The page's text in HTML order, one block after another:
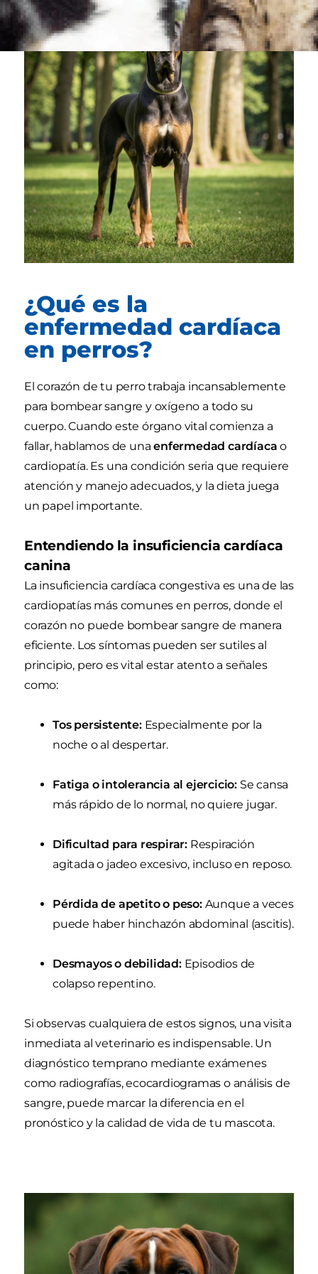
¿Qué es la
enfermedad cardíaca
en perros?
El corazón de tu perro trabaja incansablemente
para bombear sangre y oxígeno a todo su
cuerpo. Cuando este órgano vital comienza a
fallar, hablamos de unaenfermedad cardíaca o
cardiopatía. Es una condición seria que requiere
atención y manejo adecuados, y la dieta juega
un papel importante.
Entendiendo la insuficiencia cardíaca
canina
La insuficiencia cardíaca congestiva es una de las
cardiopatías más comunes en perros, donde el
corazón no puede bombear sangre de manera
eficiente. Los síntomas pueden ser sutiles al
principio, pero es vital estar atento a señales
como:
Tos persistente:Especialmente por la
noche o al despertar.
Fatiga o intolerancia al ejercicio: Se cansa
más rápido de lo normal, no quiere jugar.
Dificultad para respirar: Respiración
agitada o jadeo excesivo, incluso en reposo.
Pérdida de apetito o peso:Aunque a veces
puede haber hinchazón abdominal (ascitis).
Desmayos o debilidad:Episodios de
colapso repentino.
Si observas cualquiera de estos signos, una visita
inmediata al veterinario es indispensable. Un
diagnóstico temprano mediante exámenes
como radiografías, ecocardiogramas o análisis de
sangre, puede marcar la diferencia en el
pronóstico y la calidad de vida de tu mascota.